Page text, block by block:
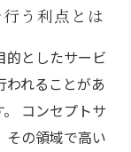
う利点とは
的としたサービ
れることがあ
コンセプトサ
その領域で高い